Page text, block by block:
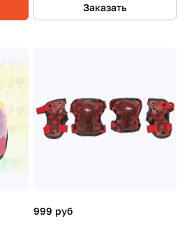
Заказать
999 руб